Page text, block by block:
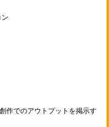
作でのアウトプットを掲示す